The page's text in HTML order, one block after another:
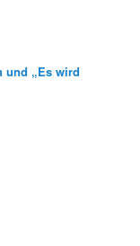
und „Es wird